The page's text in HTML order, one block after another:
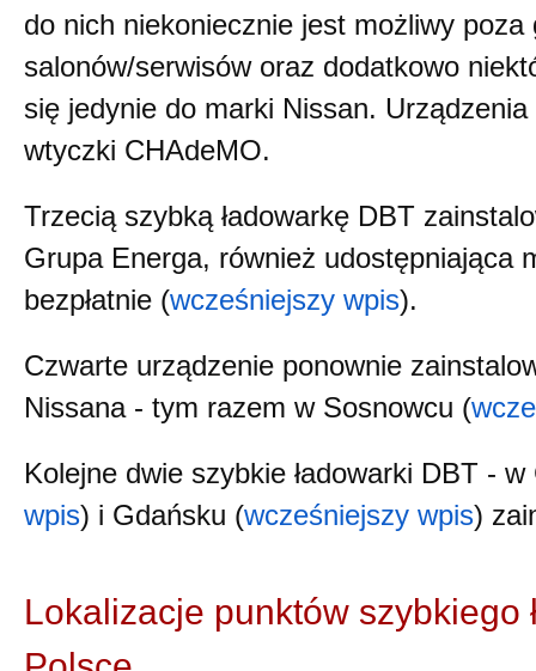
do nich niekoniecznie jest możliwy poza
salonów/serwisów oraz dodatkowo
się jedynie do marki Nissan.
wtyczki CHAdeMO.
Trzecią szybką ładowarkę DBT
Grupa Energa, również udostępniająca
bezpłatnie (wcześniejszy wpis).
Czwarte urządzenie ponownie
Nissana - tym razem w Sosnowcu (
Kolejne dwie szybkie ładowarki DBT - w
wpis) i Gdańsku (wcześniejszy wpis)
Lokalizacje punktów szybkiego